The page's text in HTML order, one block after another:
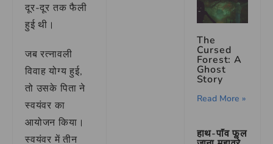
दूर-दूर तक फैली
हुई थी।
जब रत्नावली
विवाह योग्य हुई,
तो उसके पिता ने
स्वयंवर का
आयोजन किया।
स्वयंवर में तीन
The
Cursed
Forest: A
Ghost
Story
Read More »
हाथ-पाँव फूल